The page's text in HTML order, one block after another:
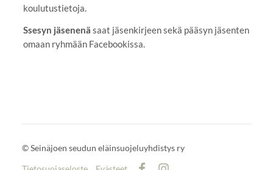
koulutustietoja.
Ssesyn jäsenenä saat jäsenkirjeen sekä pääsyn jäsenten
omaan ryhmään Facebookissa.
©Seinäjoen seudun eläinsuojeluyhdistys ry